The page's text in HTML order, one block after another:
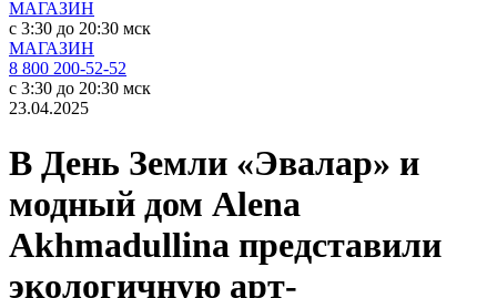
МАГАЗИН
c 3:30 до 20:30 мск
МАГАЗИН
8 800 200-52-52
c 3:30 до 20:30 мск
23.04.2025
В День Земли «Эвалар» и
модный дом Alena
Akhmadullina представили
экологичную арт-